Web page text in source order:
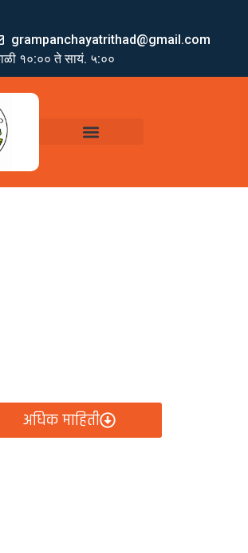
grampanchayatrithad@gmail.com
१०:०० ते सायं. ५:००
अधिक माहिती